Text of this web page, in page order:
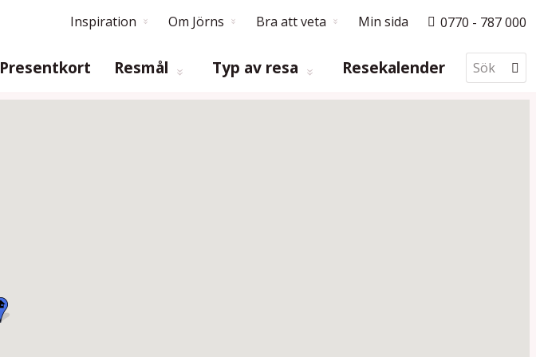
Inspiration Om Jörns Bra att veta Min sida 0770 - 787 000
Presentkort Resmål Typ av resa Resekalender